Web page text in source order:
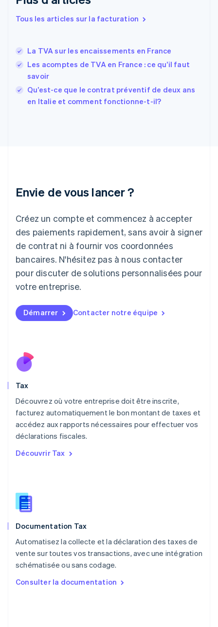
Tous les articles sur la facturation
La TVA sur les encaissements en France
Les acomptes de TVA en France : ce qu’il faut
savoir
Qu’est-ce que le contrat préventif de deux ans
en Italie et comment fonctionne-t-il?
Envie de vous lancer ?
Créez un compte et commencez à accepter
des paiements rapidement, sans avoir à signer
de contrat ni à fournir vos coordonnées
bancaires. N'hésitez pas à nous contacter
pour discuter de solutions personnalisées pour
votre entreprise.
Démarrer Contacter notre équipe
Tax
Découvrez où votre entreprise doit être inscrite,
facturez automatiquement le bon montant de taxes et
accédez aux rapports nécessaires pour effectuer vos
déclarations fiscales.
Découvrir Tax
Documentation Tax
Automatisez la collecte et la déclaration des taxes de
vente sur toutes vos transactions, avec une intégration
schématisée ou sans codage.
Consulter la documentation
Espagne
Estonie
EnglishEspañol简体中文
Finlande
English
France
FrançaisEnglish
Gibraltar
English
Italie
Japon
日本語
Lettonie
English
Liechtenstein
DeutschEnglish
English
Français DeutschEnglish
Malaisie
Mexique
Español
Nouvelle-Zélande
Pays-Bas
NederlandsEnglish
Pologne
Portugal
République tchèque
English
English
Royaume-Uni
Singapour
English简体中文
English